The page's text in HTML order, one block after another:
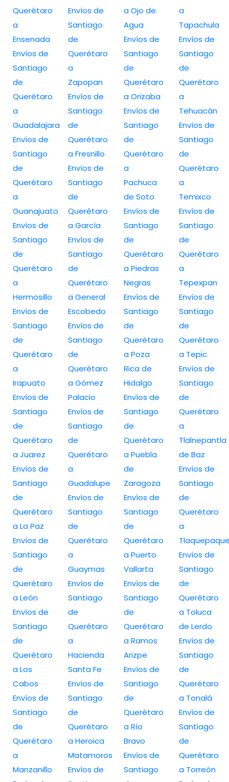
Querétaro
a
Ensenada
Envíos de
Santiago
de
Querétaro
a
Guadalajara
Envíos de
Santiago
de
Querétaro
a
Guanajuato
Envíos de
Santiago
de
Querétaro
a
Hermosillo
Envíos de
Santiago
de
Querétaro
a
Irapuato
Envíos de
Santiago
de
Querétaro
a Juarez
Envíos de
Santiago
de
Querétaro
a La Paz
Envíos de
Santiago
de
Querétaro
a León
Envíos de
Santiago
de
Querétaro
a Los
Cabos
Envíos de
Santiago
de
Querétaro
a
Manzanillo
Envíos de
Santiago
de
Querétaro
a
Zapopan
Envíos de
Santiago
de
Querétaro
a Fresnillo
Envíos de
Santiago
de
Querétaro
a García
Envíos de
Santiago
de
Querétaro
a General
Escobedo
Envíos de
Santiago
de
Querétaro
a Gómez
Palacio
Envíos de
Santiago
de
Querétaro
a
Guadalupe
Envíos de
Santiago
de
Querétaro
a
Guaymas
Envíos de
Santiago
de
Querétaro
a
Hacienda
Santa Fe
Envíos de
Santiago
de
Querétaro
a Heroica
Matamoros
Envíos de
a Ojo de
Agua
Envíos de
Santiago
de
Querétaro
a Orizaba
Envíos de
Santiago
de
Querétaro
a
Pachuca
de Soto
Envíos de
Santiago
de
Querétaro
a Piedras
Negras
Envíos de
Santiago
de
Querétaro
a Poza
Rica de
Hidalgo
Envíos de
Santiago
de
Querétaro
a Puebla
de
Zaragoza
Envíos de
Santiago
de
Querétaro
a Puerto
Vallarta
Envíos de
Santiago
de
Querétaro
a Ramos
Arizpe
Envíos de
Santiago
de
Querétaro
a Río
Bravo
Envíos de
Santiago
a
Tapachula
Envíos de
Santiago
de
Querétaro
a
Tehuacán
Envíos de
Santiago
de
Querétaro
a
Temixco
Envíos de
Santiago
de
Querétaro
a
Tepexpan
Envíos de
Santiago
de
Querétaro
a Tepic
Envíos de
Santiago
de
Querétaro
a
Tlalnepantla
de Baz
Envíos de
Santiago
de
Querétaro
a
Envíos de
Santiago
de
Querétaro
a Toluca
de Lerdo
Envíos de
Santiago
de
Querétaro
a Tonalá
Envíos de
Santiago
de
Querétaro
a Torreón